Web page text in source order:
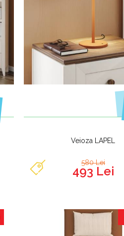
Veioza LAPEL
580 Lei
493 Lei